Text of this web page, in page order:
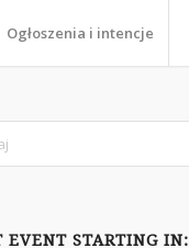
Ogłoszenia i intencje
EVENT STARTING IN: